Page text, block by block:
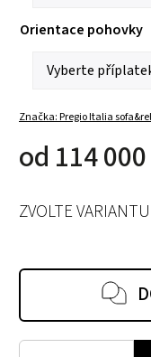
Orientace pohovky
Značka:Pregio Italia
od 114
ZVOLTE VARIANTU